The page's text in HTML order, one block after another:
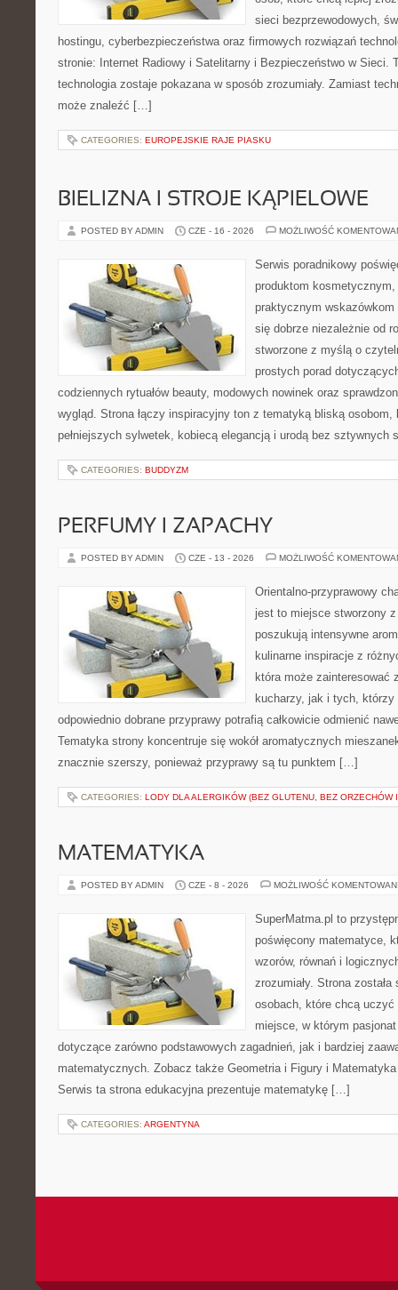
sieci bezprzewodowych,
hostingu, cyberbezpieczeństwa oraz firmowych rozwiązań
stronie: Internet Radiowy i Satelitarny i Bezpieczeństwo w Sieci.
technologia zostaje pokazana w sposób zrozumiały. Zamiast
może znaleźć […]
CATEGORIES: EUROPEJSKIE RAJE PIASKU
BIELIZNA I STROJE KĄPIELOWE
POSTED BY ADMIN CZE - 16 - 2026 MOŻLIWOŚĆ
Serwis poradnikowy
produktom
praktycznym
się dobrze niezależnie od
stworzone z myślą o
prostych porad
codziennych rytuałów beauty, modowych nowinek oraz
wygląd. Strona łączy inspiracyjny ton z tematyką bliską
pełniejszych sylwetek, kobiecą elegancją i urodą bez sztywnych
CATEGORIES: BUDDYZM
PERFUMY I ZAPACHY
POSTED BY ADMIN CZE - 13 - 2026 MOŻLIWOŚĆ
Orientalno-przyprawowy
jest to miejsce stworzony
poszukują intensywne
kulinarne inspiracje z
która może zainteresować
kucharzy, jak i tych, którzy
odpowiednio dobrane przyprawy potrafią całkowicie odmienić
Tematyka strony koncentruje się wokół aromatycznych
znacznie szerszy, ponieważ przyprawy są tu punktem […]
CATEGORIES: LODY DLA ALERGIKÓW (BEZ GLUTENU, BEZ ORZECHÓW
MATEMATYKA
POSTED BY ADMIN CZE - 8 - 2026 MOŻLIWOŚĆ
SuperMatma.pl to
poświęcony matematyce,
wzorów, równań i
zrozumiały. Strona
osobach, które chcą
miejsce, w którym
dotyczące zarówno podstawowych zagadnień, jak i bardziej
matematycznych. Zobacz także Geometria i Figury i
Serwis ta strona edukacyjna prezentuje matematykę […]
CATEGORIES: ARGENTYNA